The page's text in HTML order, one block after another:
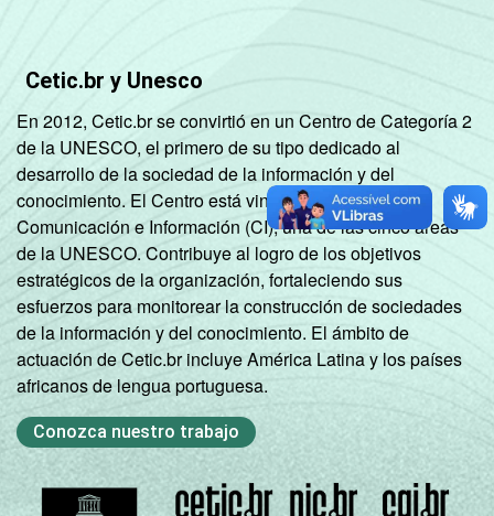
Cetic.br y Unesco
En 2012, Cetic.br se convirtió en un Centro de Categoría 2
de la UNESCO, el primero de su tipo dedicado al
desarrollo de la sociedad de la información y del
conocimiento. El Centro está vinculado al Sector de
Comunicación e Información (CI), una de las cinco áreas
de la UNESCO. Contribuye al logro de los objetivos
estratégicos de la organización, fortaleciendo sus
esfuerzos para monitorear la construcción de sociedades
de la información y del conocimiento. El ámbito de
actuación de Cetic.br incluye América Latina y los países
africanos de lengua portuguesa.
Conozca nuestro trabajo